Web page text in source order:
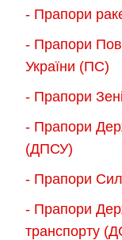
- Прапори
- Прапори
України (ПС)
- Прапори
- Прапори
(ДПСУ)
- Прапори
- Прапори
транспорту